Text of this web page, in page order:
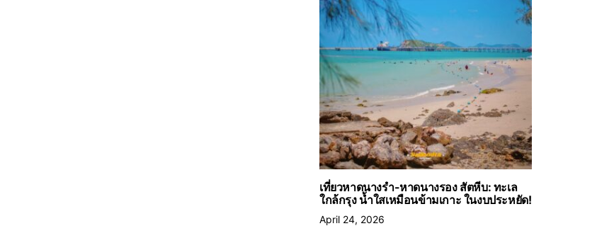
เที่ยวหาดนางรำ-หาดนางรอง สัตหีบ: ทะเล
ใกล้กรุง น้ำใสเหมือนข้ามเกาะ ในงบประหยัด!
April 24, 2026